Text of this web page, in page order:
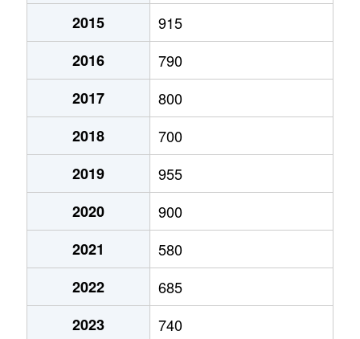
900万円
600万円
1,400万円
190万円
780万円
400万円
10万円
2015
915
2016
790
2017
800
2018
700
2019
955
2020
900
2021
580
2022
685
2023
740